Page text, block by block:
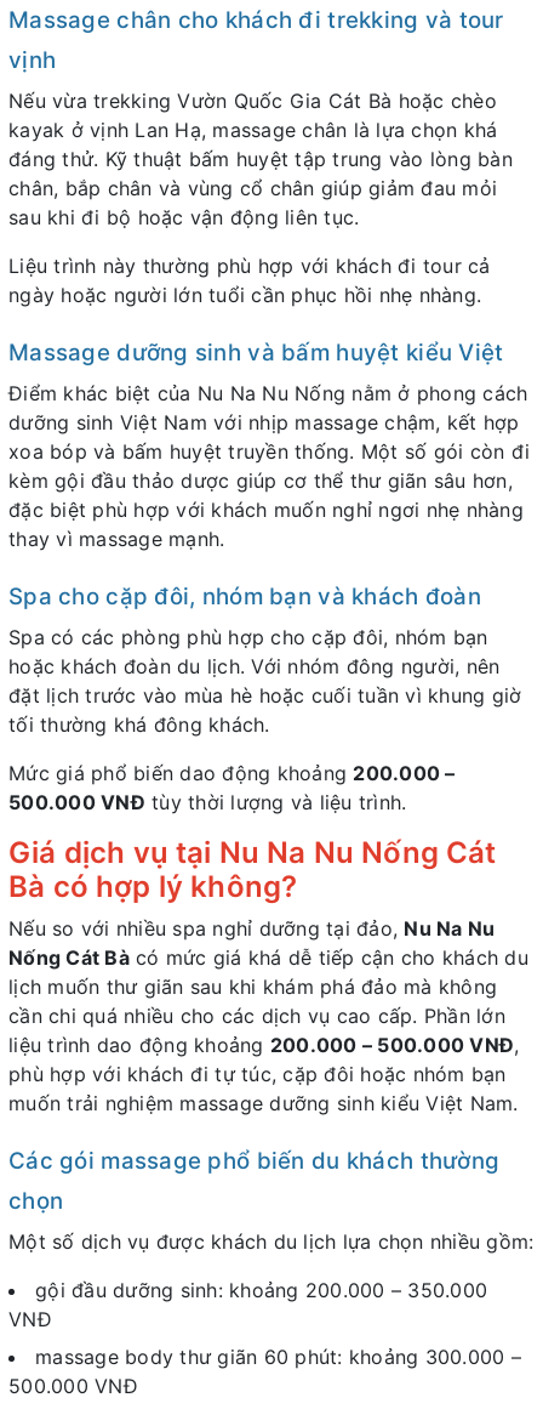
Massage chân cho khách đi trekking và tour
vịnh
Nếu vừa trekking Vườn Quốc Gia Cát Bà hoặc chèo
kayak ở vịnh Lan Hạ, massage chân là lựa chọn khá
đáng thử. Kỹ thuật bấm huyệt tập trung vào lòng bàn
chân, bắp chân và vùng cổ chân giúp giảm đau mỏi
sau khi đi bộ hoặc vận động liên tục.
Liệu trình này thường phù hợp với khách đi tour cả
ngày hoặc người lớn tuổi cần phục hồi nhẹ nhàng.
Massage dưỡng sinh và bấm huyệt kiểu Việt
Điểm khác biệt của Nu Na Nu Nống nằm ở phong cách
dưỡng sinh Việt Nam với nhịp massage chậm, kết hợp
xoa bóp và bấm huyệt truyền thống. Một số gói còn đi
kèm gội đầu thảo dược giúp cơ thể thư giãn sâu hơn,
đặc biệt phù hợp với khách muốn nghỉ ngơi nhẹ nhàng
thay vì massage mạnh.
Spa cho cặp đôi, nhóm bạn và khách đoàn
Spa có các phòng phù hợp cho cặp đôi, nhóm bạn
hoặc khách đoàn du lịch. Với nhóm đông người, nên
đặt lịch trước vào mùa hè hoặc cuối tuần vì khung giờ
tối thường khá đông khách.
Mức giá phổ biến dao động khoảng 200.000 –
500.000 VNĐ tùy thời lượng và liệu trình.
Giá dịch vụ tại Nu Na Nu Nống Cát
Bà có hợp lý không?
Nếu so với nhiều spa nghỉ dưỡng tại đảo, Nu Na Nu
Nống Cát Bàcó mức giá khá dễ tiếp cận cho khách du
lịch muốn thư giãn sau khi khám phá đảo mà không
cần chi quá nhiều cho các dịch vụ cao cấp. Phần lớn
liệu trình dao động khoảng 200.000 – 500.000 VNĐ,
phù hợp với khách đi tự túc, cặp đôi hoặc nhóm bạn
muốn trải nghiệm massage dưỡng sinh kiểu Việt Nam.
Các gói massage phổ biến du khách thường
chọn
Một số dịch vụ được khách du lịch lựa chọn nhiều gồm:
gội đầu dưỡng sinh: khoảng 200.000 – 350.000
VNĐ
massage body thư giãn 60 phút: khoảng 300.000 –
500.000 VNĐ